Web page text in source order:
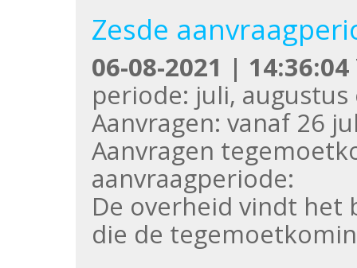
Zesde
06-08-2021 | 14:36:04
periode: juli,
Aanvragen: vanaf 26
Aanvragen
aanvraagperiode:
De overheid vindt het
die de